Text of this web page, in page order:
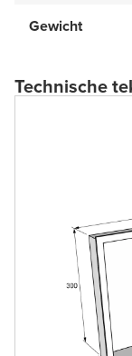
Gewicht
Technische